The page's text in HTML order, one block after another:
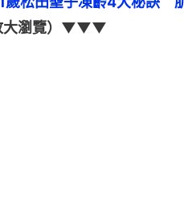
大瀏覽）▼▼▼